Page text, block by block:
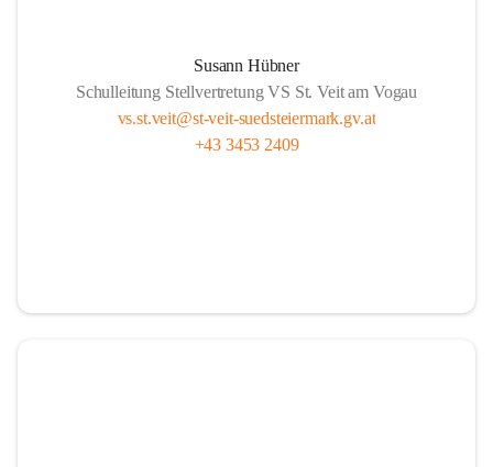
Susann Hübner
Schulleitung Stellvertretung VS St. Veit am Vogau
vs.st.veit@st-veit-suedsteiermark.gv.at
+43 3453 2409